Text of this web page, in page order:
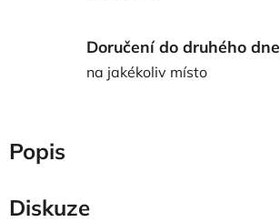
Doručení do druhého dne
na jakékoliv místo
Popis
Diskuze